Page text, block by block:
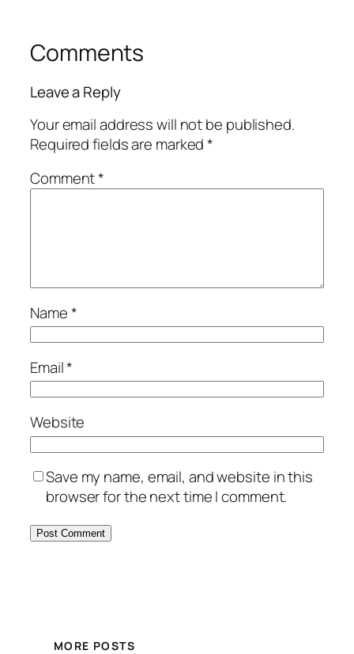
Comments
Leave a Reply
Your email address will not be published.
Required fields are marked*
Comment*
Name*
Email*
Website
Save my name, email, and website in this
browser for the next time I comment.
MORE POSTS